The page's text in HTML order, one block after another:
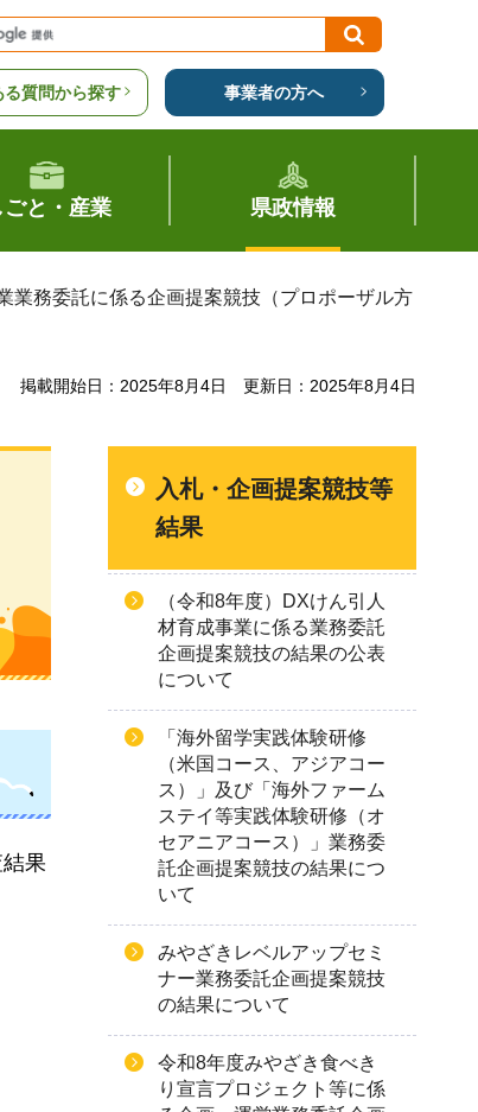
る質問から探す 事業者の方へ
ごと・産業 県政情報
業務委託に係る企画提案競技（プロポーザル方
掲載開始日：2025年8月4日 更新日：2025年8月4日
果
入札・企画提案競技等
結果
（令和8年度）DXけん引人
材育成事業に係る業務委託
企画提案競技の結果の公表
について
「海外留学実践体験研修
（米国コース、アジアコー
ス）」及び「海外ファーム
ステイ等実践体験研修（オ
セアニアコース）」業務委
託企画提案競技の結果につ
いて
みやざきレベルアップセミ
ナー業務委託企画提案競技
の結果について
令和8年度みやざき食べき
り宣言プロジェクト等に係